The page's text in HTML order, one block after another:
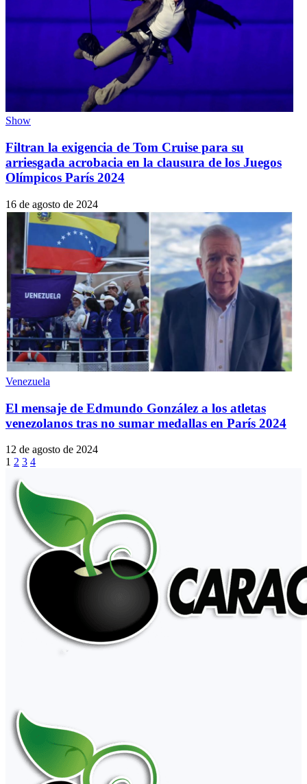
Show
Filtran la exigencia de Tom Cruise para su
arriesgada acrobacia en la clausura de los Juegos
Olímpicos París 2024
16 de agosto de 2024
Venezuela
El mensaje de Edmundo González a los atletas
venezolanos tras no sumar medallas en París 2024
12 de agosto de 2024
1 2 3 4